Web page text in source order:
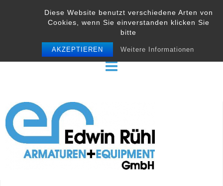
Diese Website benutzt verschiedene Arten von
Cookies, wenn Sie einverstanden klicken Sie
bitte
AKZEPTIEREN Weitere Informationen